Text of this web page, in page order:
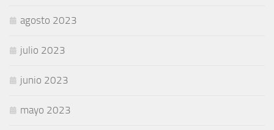
agosto 2023
julio 2023
junio 2023
mayo 2023